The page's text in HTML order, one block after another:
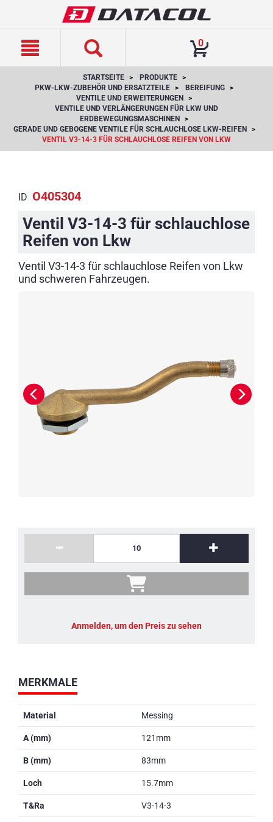
0
STARTSEITE
PRODUKTE
PKW-LKW-ZUBEHÖR UND ERSATZTEILE
BEREIFUNG
VENTILE UND ERWEITERUNGEN
VENTILE UND VERLÄNGERUNGEN FÜR LKW UND
ERDBEWEGUNGSMASCHINEN
GERADE UND GEBOGENE VENTILE FÜR SCHLAUCHLOSE LKW-REIFEN
VENTIL V3-14-3 FÜR SCHLAUCHLOSE REIFEN VON LKW
ID O405304
Ventil V3-14-3 für schlauchlose
Reifen von Lkw
Ventil V3-14-3 für schlauchlose Reifen von Lkw
und schweren Fahrzeugen.
MERKMALE
Material Messing
A (mm) 121mm
B (mm) 83mm
Loch 15.7mm
T&Ra V3-14-3
Anmelden, um den Preis zu sehen